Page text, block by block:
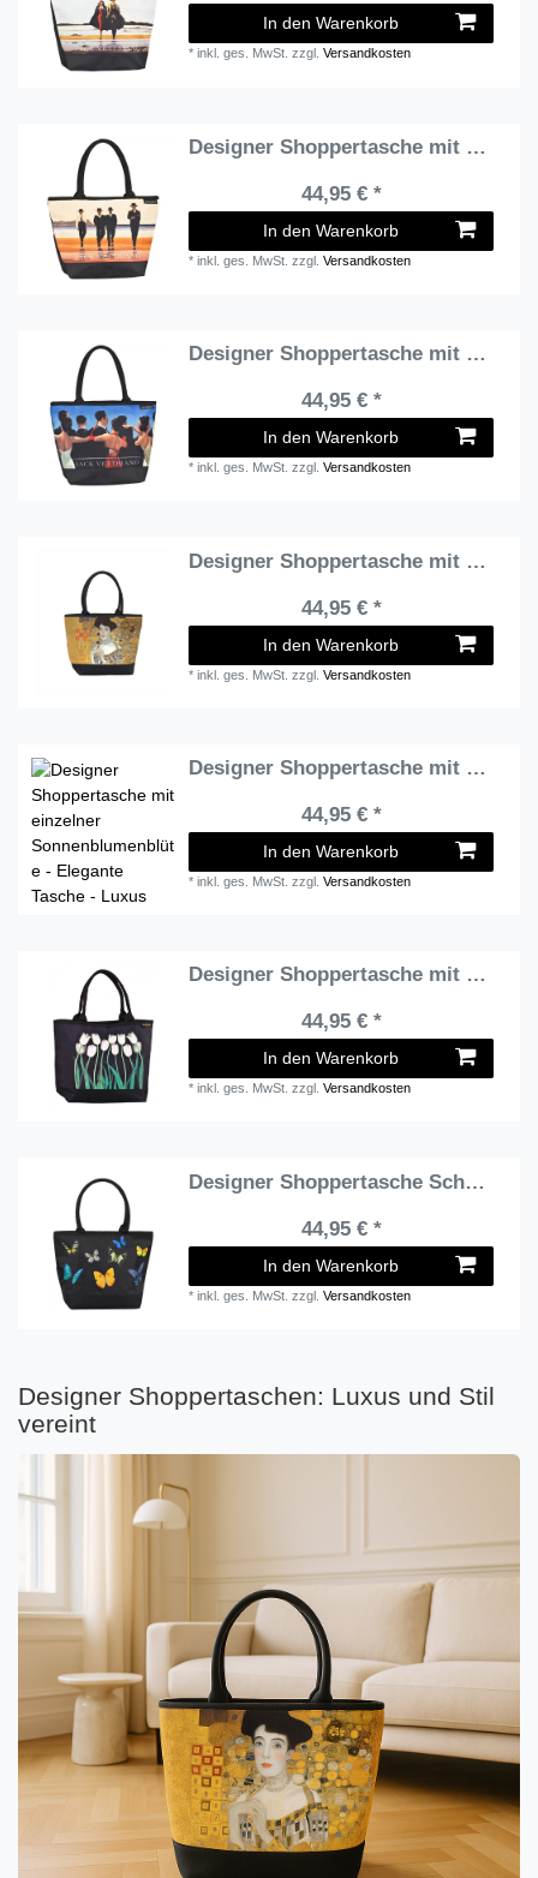
In den Warenkorb
*inkl. ges. MwSt. zzgl.Versandkosten
Designer Shoppertasche mit dem Motiv des schottischen Künstlers Jack Vettriano "The Billy Boys" - Elegante Tasche - Luxus Design
44,95 € *
In den Warenkorb
*inkl. ges. MwSt. zzgl.Versandkosten
Designer Shoppertasche mit dem Motiv des schottischen Künstlers Jack Vettriano "Walzer" - Elegante Tasche - Luxus Design
44,95 € *
In den Warenkorb
*inkl. ges. MwSt. zzgl.Versandkosten
Designer Shoppertasche mit einem Motiv des bedeutenden Wiener Jugendstilmalers Gustav Klimt - Elegante Tasche - Luxus Design
44,95 € *
In den Warenkorb
*inkl. ges. MwSt. zzgl.Versandkosten
Designer Shoppertasche mit einzelner Sonnenblumenblüte - Elegante Tasche - Luxus Design
44,95 € *
In den Warenkorb
*inkl. ges. MwSt. zzgl.Versandkosten
Designer Shoppertasche mit weißen Tulpen - Elegante Tasche - Luxus Design
44,95 € *
In den Warenkorb
*inkl. ges. MwSt. zzgl.Versandkosten
Designer Shoppertasche Schmetterlingstanz - Elegante Tasche - Luxus Design
44,95 € *
In den Warenkorb
*inkl. ges. MwSt. zzgl.Versandkosten
Designer Shoppertaschen: Luxus und Stil
vereint